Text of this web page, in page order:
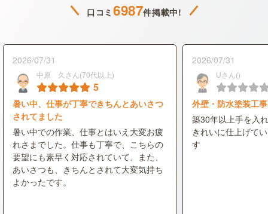
口コミ6987件掲載中!
2026/07/31
中原 久さん(70代以上)
5
暑い中、仕事が丁寧できちんとあいさつ
されてました
暑い中での作業、仕事とはいえ大変お疲
れさまでした。仕事も丁寧で、こちらの
要望にも素早く対応されていて、また、
あいさつも、きちんとされて大変気持ち
よかったです。
2026/07/31
Uさん()
外壁・防水塗装工事
築30年以上手を入
きれいに仕上げて
す